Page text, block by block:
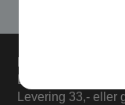
Bestil i dag og
Levering 33,- eller